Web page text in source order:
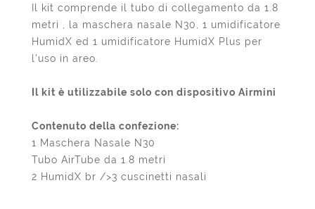
Il kit comprende il tubo di collegamento da 1.8
metri , la maschera nasale N30, 1 umidificatore
HumidX ed 1 umidificatore HumidX Plus per
l'uso in areo.
Il kit è utilizzabile solo con dispositivo Airmini
Contenuto della confezione:
1 Maschera Nasale N30
Tubo AirTube da 1.8 metri
2 HumidX br />3 cuscinetti nasali